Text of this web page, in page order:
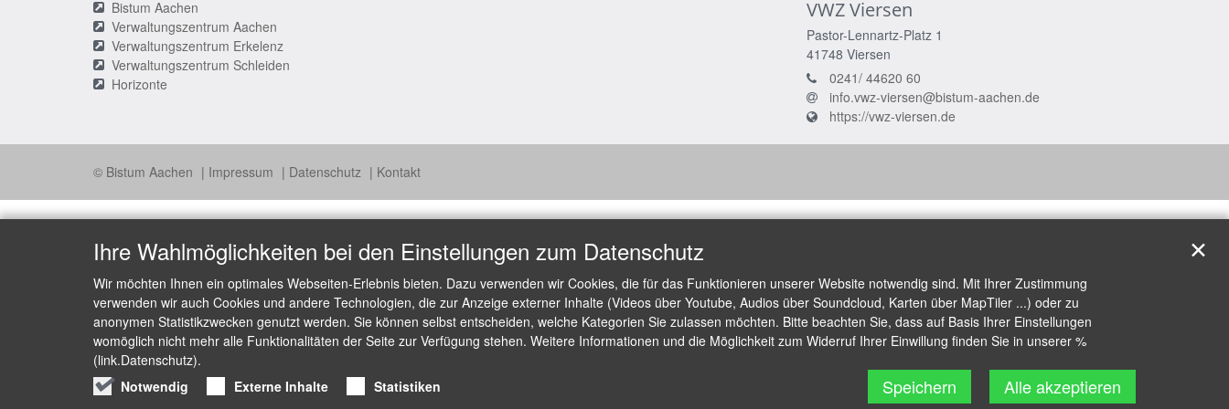
Bistum Aachen
Verwaltungszentrum Aachen
Verwaltungszentrum Erkelenz
Verwaltungszentrum Schleiden
Horizonte
VWZ Viersen
Pastor-Lennartz-Platz 1
41748 Viersen
0241/ 44620 60
info.vwz-viersen@bistum-aachen.de
https://vwz-viersen.de
© Bistum Aachen Impressum Datenschutz Kontakt
Ihre Wahlmöglichkeiten bei den Einstellungen zum Datenschutz
Wir möchten Ihnen ein optimales Webseiten-Erlebnis bieten. Dazu verwenden wir Cookies, die für das Funktionieren unserer Website notwendig sind. Mit Ihrer Zustimmung
verwenden wir auch Cookies und andere Technologien, die zur Anzeige externer Inhalte (Videos über Youtube, Audios über Soundcloud, Karten über MapTiler ...) oder zu
anonymen Statistikzwecken genutzt werden. Sie können selbst entscheiden, welche Kategorien Sie zulassen möchten. Bitte beachten Sie, dass auf Basis Ihrer Einstellungen
womöglich nicht mehr alle Funktionalitäten der Seite zur Verfügung stehen. Weitere Informationen und die Möglichkeit zum Widerruf Ihrer Einwillung finden Sie in unserer %
(link.Datenschutz).
Notwendig
Externe Inhalte Statistiken Speichern Alle akzeptieren
✕